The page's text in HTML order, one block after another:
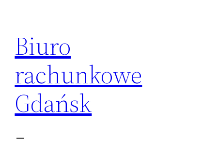
treści
Biuro
rachunkowe
Gdańsk